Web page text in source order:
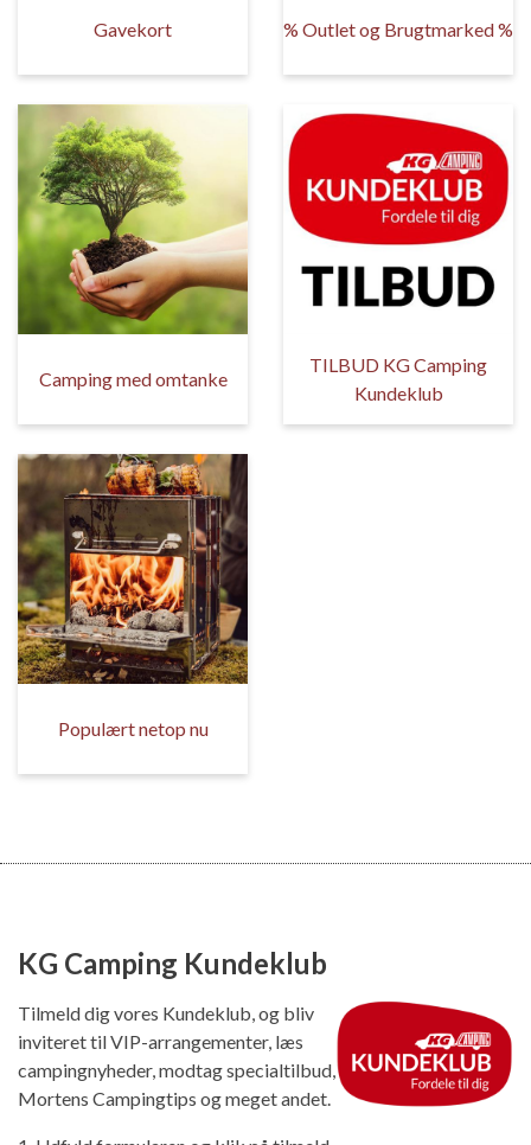
Gavekort % Outlet og Brugtmarked %
Camping med omtanke
TILBUD KG Camping
Kundeklub
Populært netop nu
KG Camping Kundeklub
Tilmeld dig vores Kundeklub, og bliv
inviteret til VIP-arrangementer, læs
campingnyheder, modtag specialtilbud,
Mortens Campingtips og meget andet.